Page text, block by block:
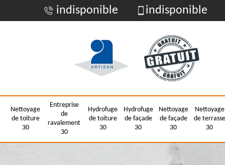
indisponible indisponible
Nettoyage
de toiture
30
Entreprise
de
ravalement
30
Hydrofuge
de toiture
30
Hydrofuge
de façade
30
Nettoyage
de façade
30
Nettoyage
de terrasse
30